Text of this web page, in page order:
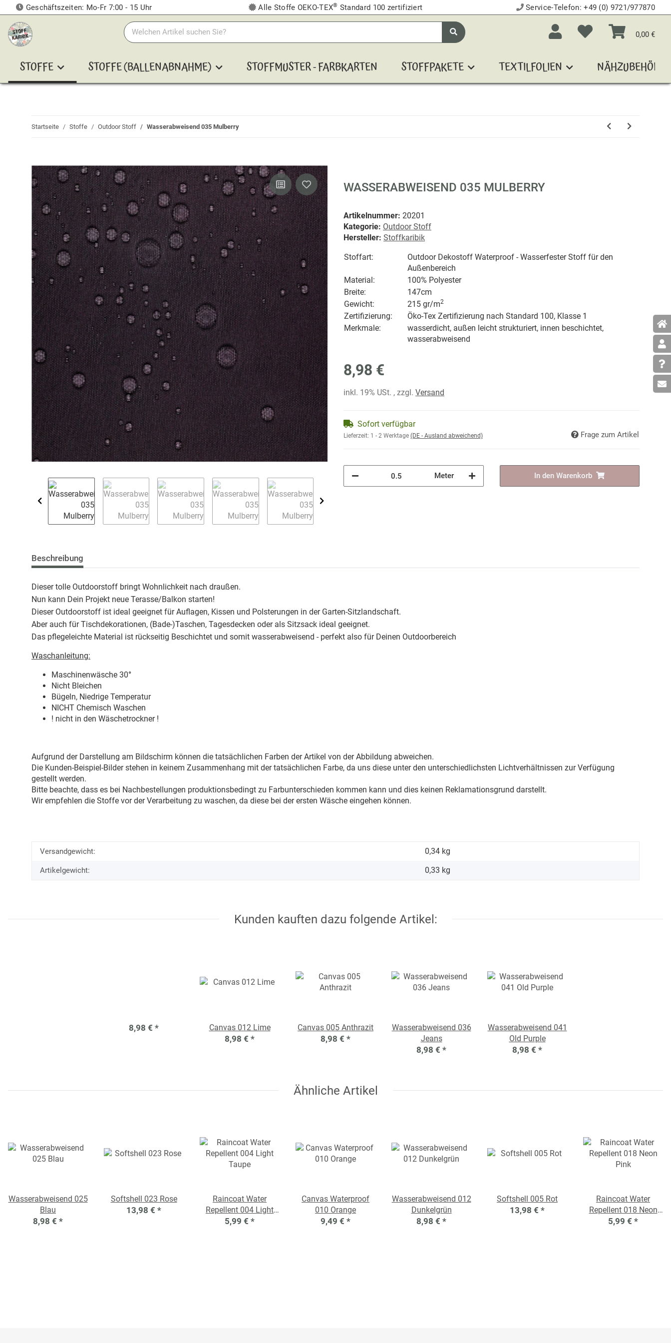
Geschäftszeiten: Mo-Fr 7:00 - 15 Uhr Alle Stoffe OEKO-TEX® Standard 100 zertifiziert Service-Telefon:+49 (0) 9721/977870
0,00 €
STOFFE STOFFE (BALLENABNAHME) STOFFMUSTER - FARBKARTEN STOFFPAKETE TEXTILFOLIEN NÄHZUBEHÖR
Startseite Stoffe Outdoor Stoff Wasserabweisend 035 Mulberry
WASSERABWEISEND 035 MULBERRY
Artikelnummer: 20201
Kategorie: Outdoor Stoff
Hersteller: Stoffkaribik
Stoffart:
Outdoor Dekostoff Waterproof - Wasserfester Stoff für den
Außenbereich
Material:
100% Polyester
Breite:
147cm
Gewicht:
215 gr/m2
Zertifizierung:
Öko-Tex Zertifizierung nach Standard 100, Klasse 1
Merkmale:
wasserdicht, außen leicht strukturiert, innen beschichtet,
wasserabweisend
8,98 €
inkl. 19% USt. , zzgl. Versand
Sofort verfügbar
Lieferzeit: 1 - 2 Werktage (DE - Ausland abweichend) Frage zum Artikel
Meter In den Warenkorb
Beschreibung
Dieser tolle Outdoorstoff bringt Wohnlichkeit nach draußen.
Nun kann Dein Projekt neue Terasse/Balkon starten!
Dieser Outdoorstoff ist ideal geeignet für Auflagen, Kissen und Polsterungen in der Garten-Sitzlandschaft.
Aber auch für Tischdekorationen, (Bade-)Taschen, Tagesdecken oder als Sitzsack ideal geeignet.
Das pflegeleichte Material ist rückseitig Beschichtet und somit wasserabweisend - perfekt also für Deinen Outdoorbereich
Waschanleitung:
Maschinenwäsche 30°
Nicht Bleichen
Bügeln, Niedrige Temperatur
NICHT Chemisch Waschen
! nicht in den Wäschetrockner !
Aufgrund der Darstellung am Bildschirm können die tatsächlichen Farben der Artikel von der Abbildung abweichen.
Die Kunden-Beispiel-Bilder stehen in keinem Zusammenhang mit der tatsächlichen Farbe, da uns diese unter den unterschiedlichsten Lichtverhältnissen zur Verfügung
gestellt werden.
Bitte beachte, dass es bei Nachbestellungen produktionsbedingt zu Farbunterschieden kommen kann und dies keinen Reklamationsgrund darstellt.
Wir empfehlen die Stoffe vor der Verarbeitung zu waschen, da diese bei der ersten Wäsche eingehen können.
Versandgewicht: 0,34 kg
Artikelgewicht: 0,33 kg
Kunden kauften dazu folgende Artikel:
8,98 € * Canvas 012 Lime
8,98 € *
Canvas 005 Anthrazit
8,98 € *
Wasserabweisend 036
Jeans
8,98 € *
Wasserabweisend 041
Old Purple
8,98 € *
Ähnliche Artikel
Wasserabweisend 025
Blau
8,98 € *
Softshell 023 Rose
13,98 € *
Raincoat Water
Repellent 004 Light
Taupe
5,99 € *
Canvas Waterproof
010 Orange
9,49 € *
Wasserabweisend 012
Dunkelgrün
8,98 € *
Softshell 005 Rot
13,98 € *
Raincoat Water
Repellent 018 Neon
Pink
5,99 € *